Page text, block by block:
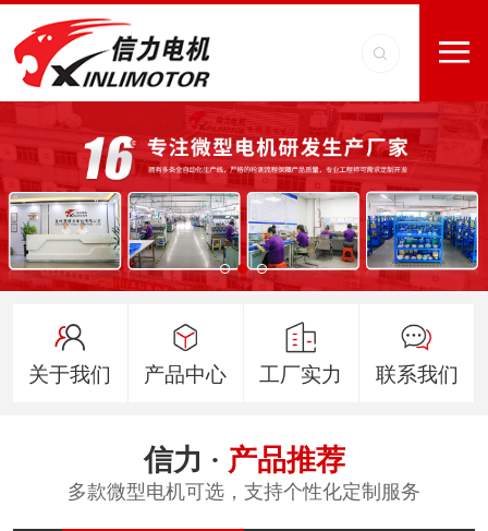
关于我们 产品中心 工厂实力 联系我们
信力 · 产品推荐
多款微型电机可选，支持个性化定制服务